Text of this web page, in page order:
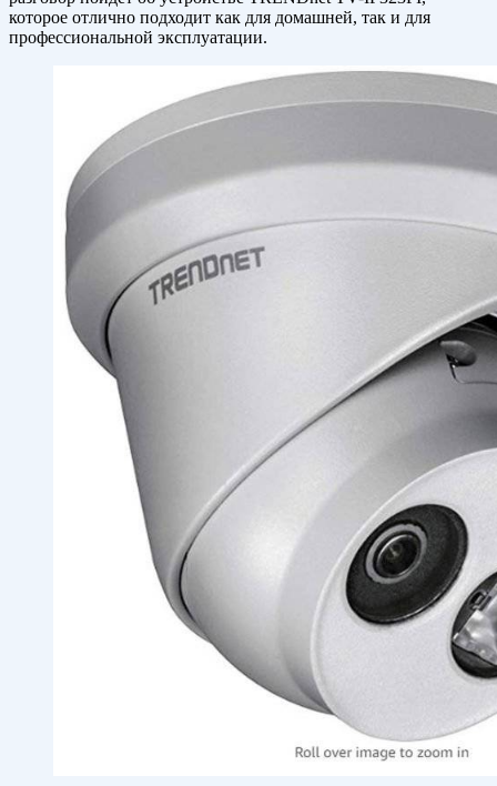
которое отлично подходит как для домашней, так и для
профессиональной эксплуатации.